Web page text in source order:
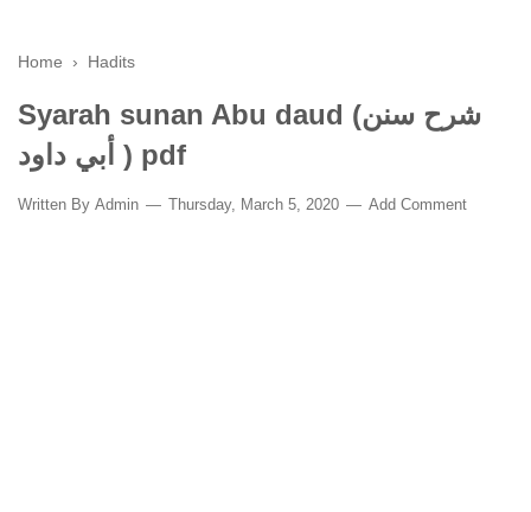
Home › Hadits
Syarah sunan Abu daud (شرح سنن
أبي داود ) pdf
Written By Admin Thursday, March 5, 2020 Add Comment